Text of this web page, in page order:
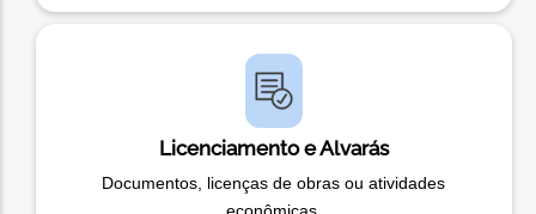
Licenciamento e Alvarás
Documentos, licenças de obras ou atividades